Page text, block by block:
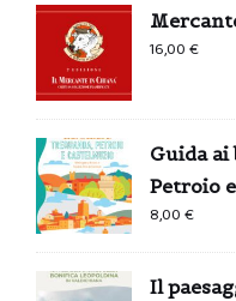
16,00€
Guida
Petroio
8,00€
Il